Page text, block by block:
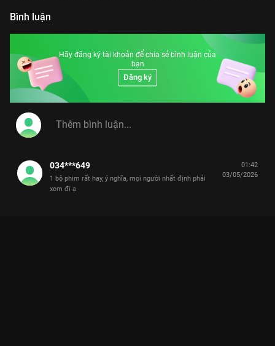
Bình luận
Hãy đăng ký tài khoản để chia sẻ bình luận của
bạn
Đăng ký
034***649
1 bộ phim rất hay, ý nghĩa, mọi người nhất định phải
xem đi ạ
01:42
03/05/2026